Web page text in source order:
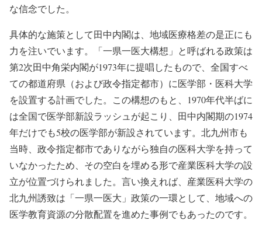
な信念でした。
具体的な施策として田中内閣は、地域医療格差の是正にも
力を注いでいます。「一県一医大構想」と呼ばれる政策は
第2次田中角栄内閣が1973年に提唱したもので、全国すべ
ての都道府県（および政令指定都市）に医学部・医科大学
を設置する計画でした。この構想のもと、1970年代半ばに
は全国で医学部新設ラッシュが起こり、田中内閣期の1974
年だけでも5校の医学部が新設されています。北九州市も
当時、政令指定都市でありながら独自の医科大学を持って
いなかったため、その空白を埋める形で産業医科大学の設
立が位置づけられました。言い換えれば、産業医科大学の
北九州誘致は「一県一医大」政策の一環として、地域への
医学教育資源の分散配置を進めた事例でもあったのです。